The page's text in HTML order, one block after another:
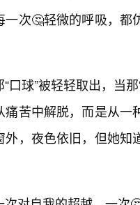
一次🤔轻微的呼吸，
口球”被轻轻取出，当
痛苦中解脱，而是从
外，夜色依旧，但她